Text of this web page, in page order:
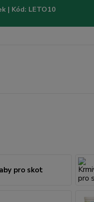
| Kód: LETO10
pro skot